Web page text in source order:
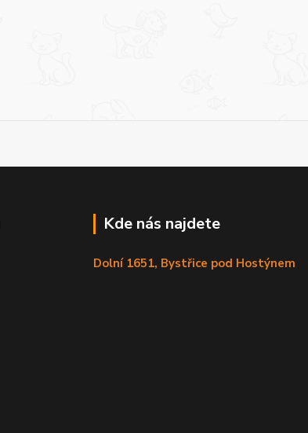
Kde nás najdete
Dolní 1651, Bystřice pod Hostýnem